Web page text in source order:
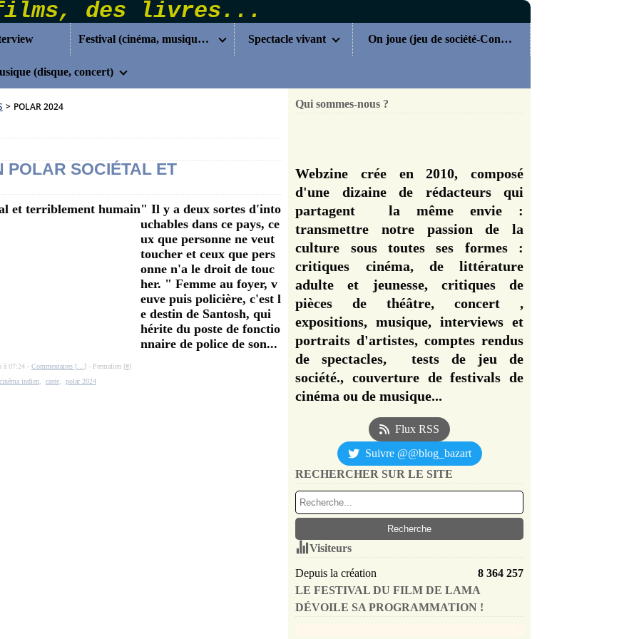
Festival (cinéma, musique...) Spectacle vivant On joue (jeu de société-Concours)
(disque, concert)
> POLAR 2024
POLAR SOCIÉTAL ET
" Il y a deux sortes d'into
uchables dans ce pays, ce
ux que personne ne veut
toucher et ceux que pers
onne n'a le droit de touc
her. " Femme au foyer, v
euve puis policière, c'est l
e destin de Santosh, qui
hérite du poste de fonctio
nnaire de police de son...
à 07:24 - Commentaires [… ]- Permalien [#]
cinéma indien, caste, polar 2024
Qui sommes-nous ?
Webzine crée en 2010, composé
d'une dizaine de rédacteurs qui
partagent la même envie :
transmettre notre passion de la
culture sous toutes ses formes :
critiques cinéma, de littérature
adulte et jeunesse, critiques de
pièces de théâtre, concert ,
expositions, musique, interviews et
portraits d'artistes, comptes rendus
de spectacles, tests de jeu de
société., couverture de festivals de
cinéma ou de musique...
Flux RSS
Suivre @@blog_bazart
RECHERCHER SUR LE SITE
Visiteurs
Depuis la création
8 364 257
LE FESTIVAL DU FILM DE LAMA
DÉVOILE SA PROGRAMMATION !